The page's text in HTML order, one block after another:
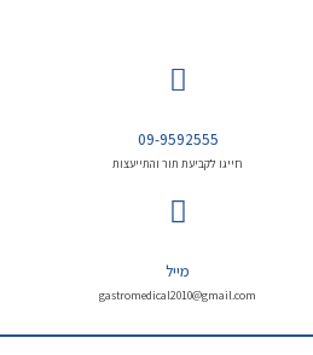
09-9592555
חייגו לקביעת תור והתייעצות
מייל
gastromedical2010@gmail.com